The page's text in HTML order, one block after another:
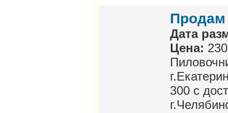
Продам
Дата
Цена:
300 с